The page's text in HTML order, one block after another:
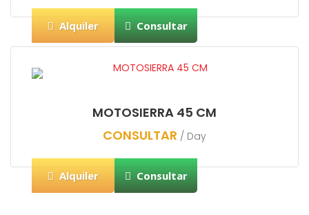
MOTOSIERRA 45 CM
CONSULTAR / Day
Alquiler Consultar
Alquiler Consultar